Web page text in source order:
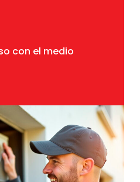
con el medio